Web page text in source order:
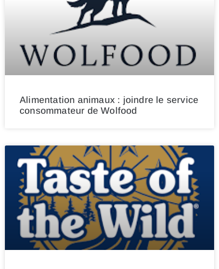
Alimentation animaux : joindre le service
consommateur de Wolfood